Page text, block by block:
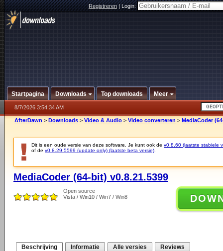
Registreren|Login:
Startpagina Downloads Top downloads Meer
8/7/2026 3:54:34 AM
AfterDawn > Downloads > Video & Audio > Video converteren > MediaCoder
Dit is een oude versie van deze software. Je kunt ook de v0.8.60 (laatste stabiele
of de v0.8.29.5599 (update only) (laatste beta versie)
MediaCoder (64-bit) v0.8.21.5399
Open source
Vista / Win10 / Win7 / Win8
Beschrijving Informatie Alle versies Reviews